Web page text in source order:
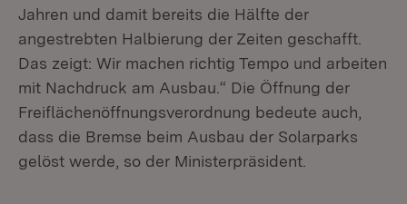
Jahren und damit bereits die Hälfte der
angestrebten Halbierung der Zeiten geschafft.
Das zeigt: Wir machen richtig Tempo und arbeiten
mit Nachdruck am Ausbau.“ Die Öffnung der
Freiflächenöffnungsverordnung bedeute auch,
dass die Bremse beim Ausbau der Solarparks
gelöst werde, so der Ministerpräsident.